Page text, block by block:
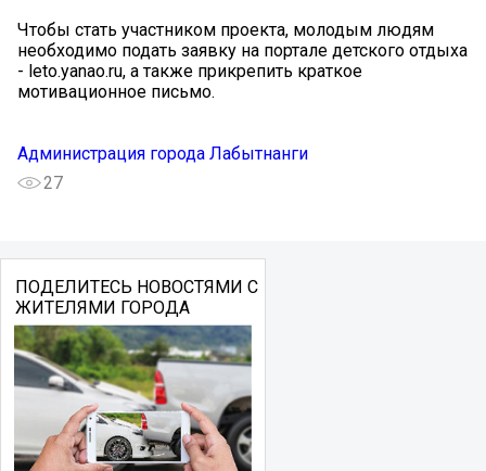
Чтобы стать участником проекта, молодым людям
необходимо подать заявку на портале детского отдыха
- leto.yanao.ru, а также прикрепить краткое
мотивационное письмо.
Администрация города Лабытнанги
27
ПОДЕЛИТЕСЬ НОВОСТЯМИ С
ЖИТЕЛЯМИ ГОРОДА